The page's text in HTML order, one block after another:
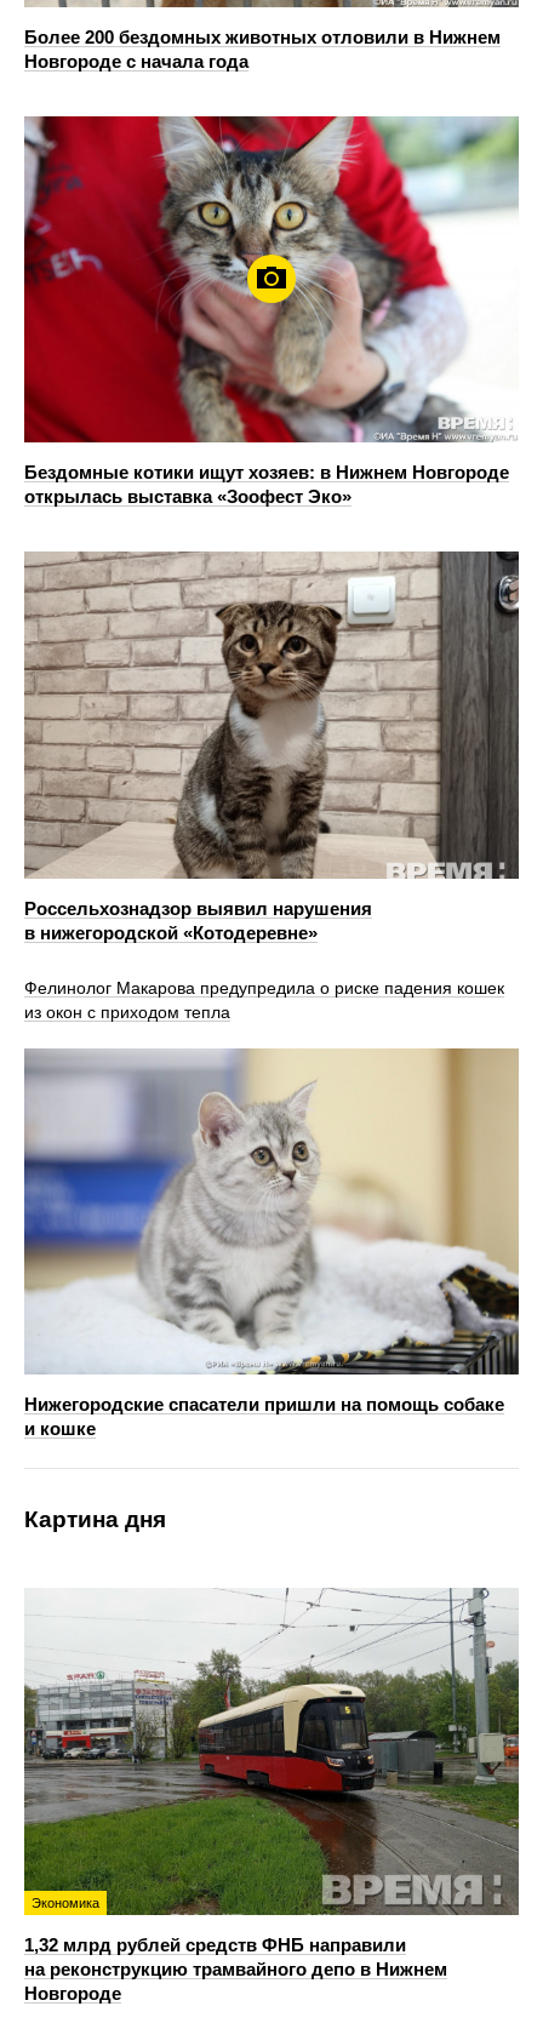
Более 200 бездомных животных отловили в Нижнем
Новгороде с начала года
Бездомные котики ищут хозяев: в Нижнем Новгороде
открылась выставка «Зоофест Эко»
Россельхознадзор выявил нарушения
в нижегородской «Котодеревне»
Фелинолог Макарова предупредила о риске падения кошек
из окон с приходом тепла
Нижегородские спасатели пришли на помощь собаке
и кошке
Картина дня
Экономика
1,32 млрд рублей средств ФНБ направили
на реконструкцию трамвайного депо в Нижнем
Новгороде